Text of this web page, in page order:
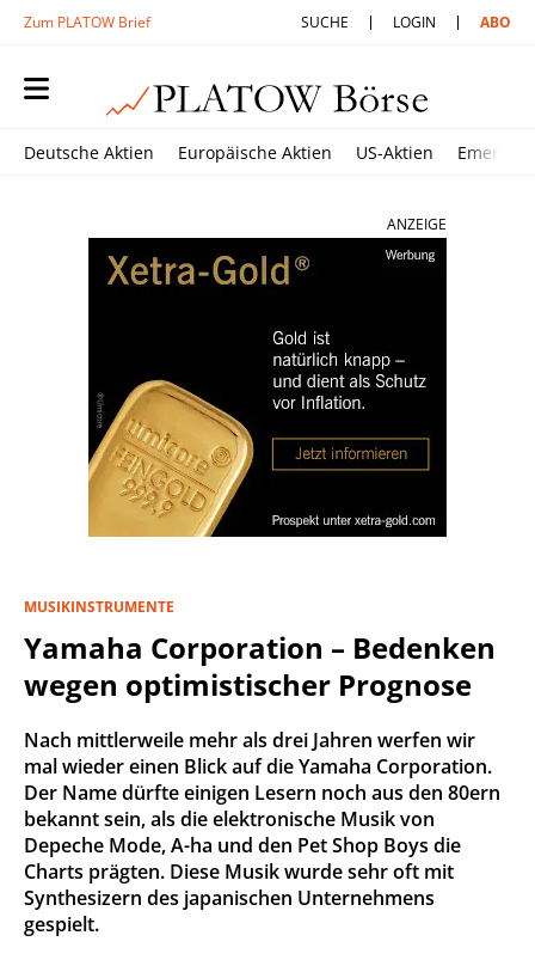
Zum PLATOW Brief SUCHE LOGIN ABO
Deutsche Aktien Europäische Aktien US-Aktien
ANZEIGE
MUSIKINSTRUMENTE
Yamaha Corporation – Bedenken
wegen optimistischer Prognose
Nach mittlerweile mehr als drei Jahren werfen wir
mal wieder einen Blick auf die Yamaha Corporation.
Der Name dürfte einigen Lesern noch aus den 80ern
bekannt sein, als die elektronische Musik von
Depeche Mode, A-ha und den Pet Shop Boys die
Charts prägten. Diese Musik wurde sehr oft mit
Synthesizern des japanischen Unternehmens
gespielt.